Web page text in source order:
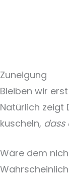
Zuneigung
Bleiben wir
Natürlich zeigt
kuscheln, dass
Wäre dem